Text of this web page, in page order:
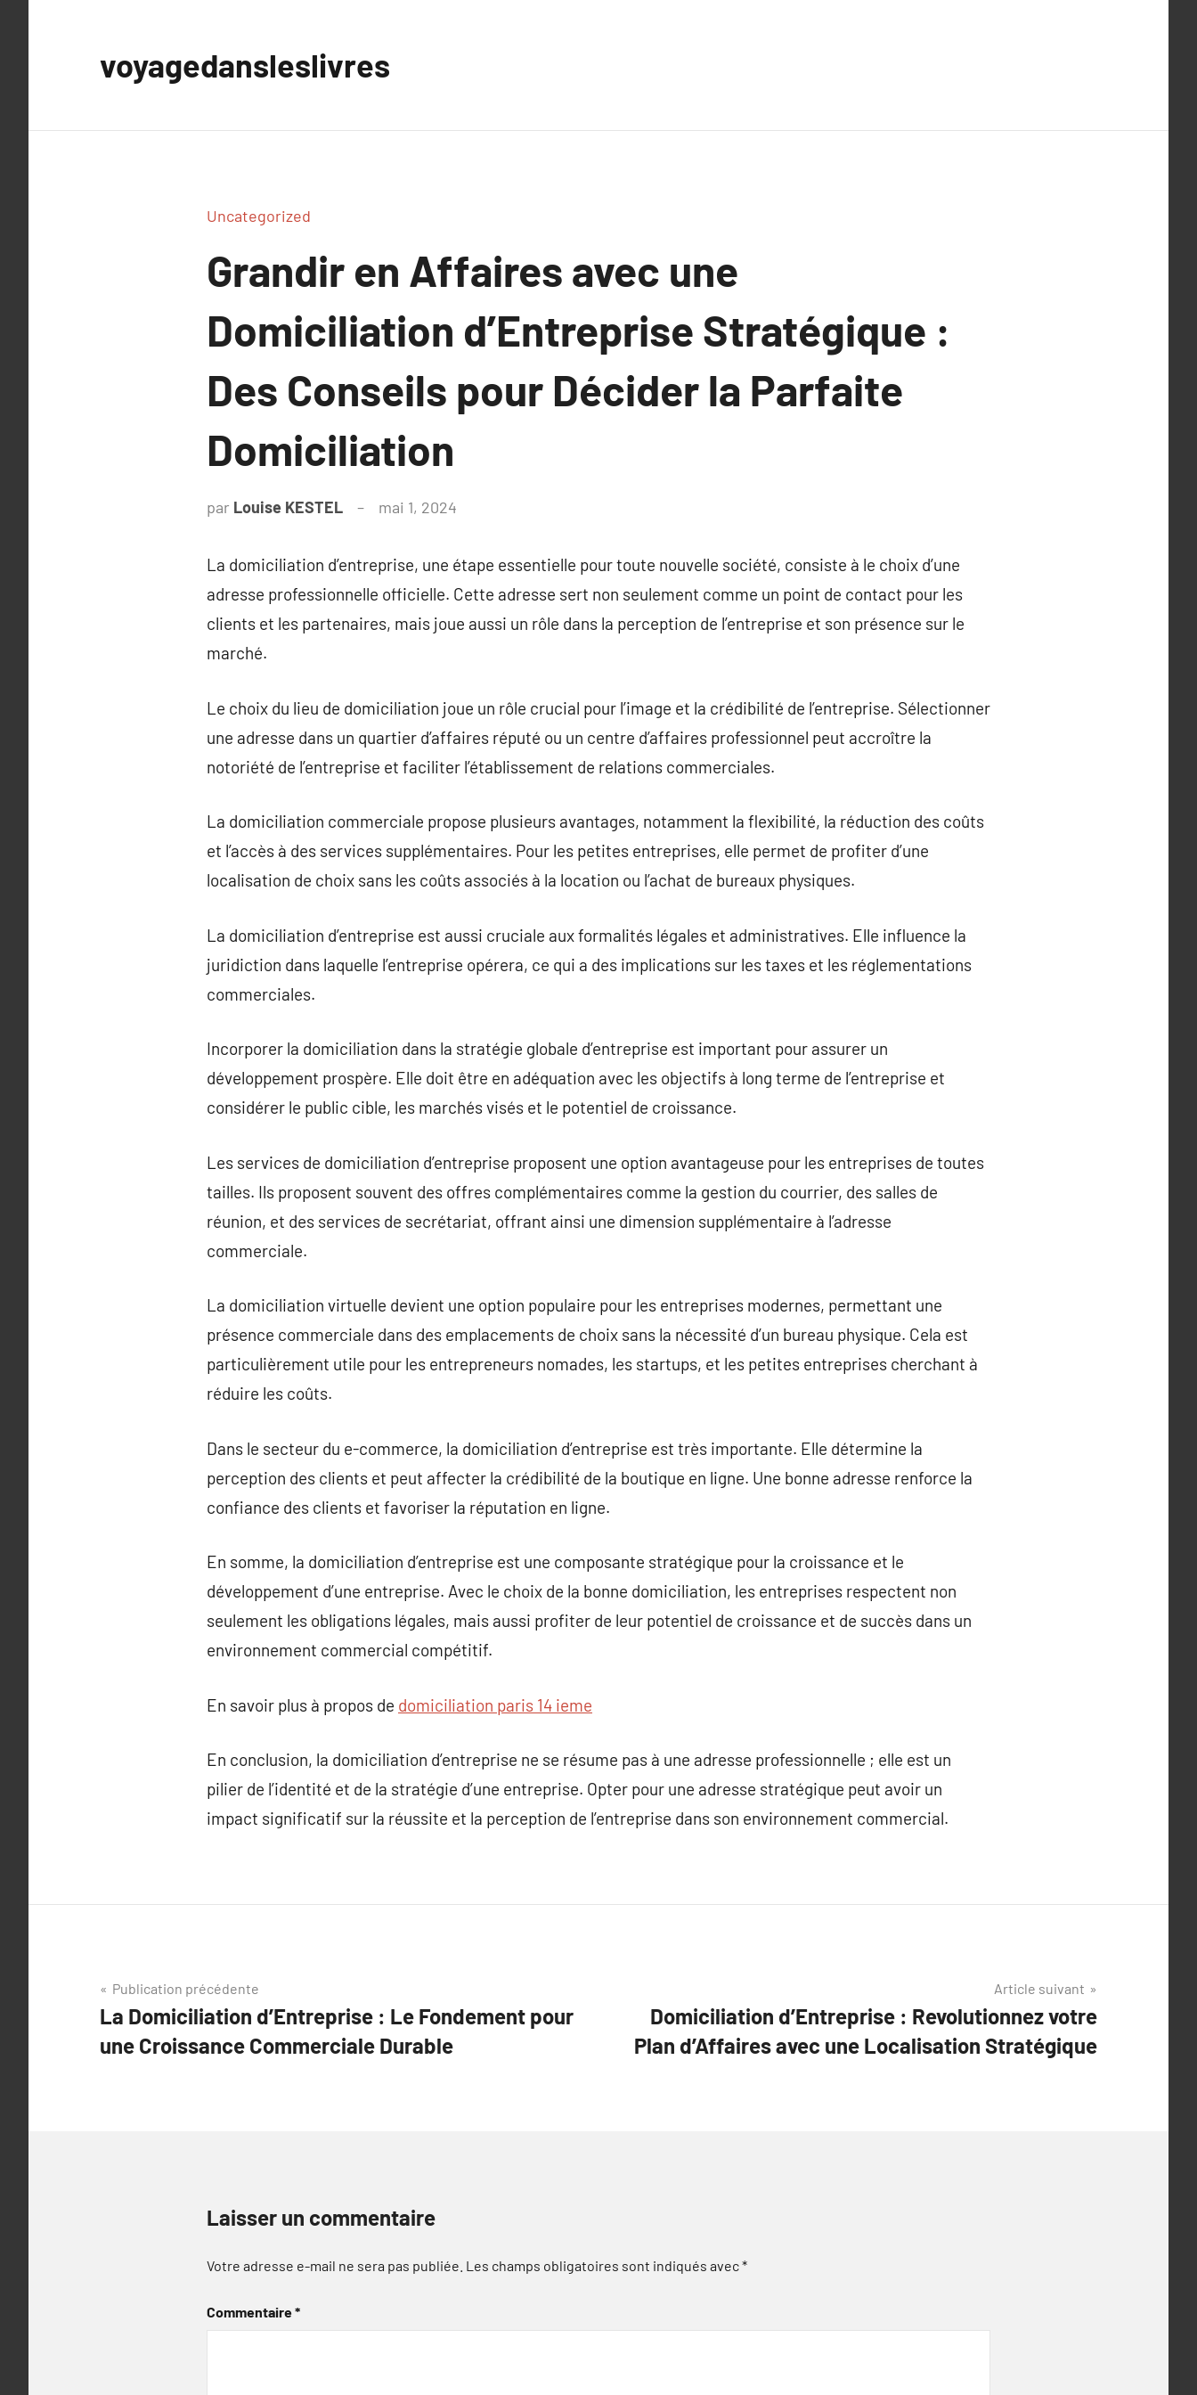
voyagedansleslivres
Uncategorized
Grandir en Affaires avec une
Domiciliation d’Entreprise Stratégique :
Des Conseils pour Décider la Parfaite
Domiciliation
par Louise KESTEL mai 1, 2024
La domiciliation d’entreprise, une étape essentielle pour toute nouvelle société, consiste à le choix d’une
adresse professionnelle officielle. Cette adresse sert non seulement comme un point de contact pour les
clients et les partenaires, mais joue aussi un rôle dans la perception de l’entreprise et son présence sur le
marché.
Le choix du lieu de domiciliation joue un rôle crucial pour l’image et la crédibilité de l’entreprise. Sélectionner
une adresse dans un quartier d’affaires réputé ou un centre d’affaires professionnel peut accroître la
notoriété de l’entreprise et faciliter l’établissement de relations commerciales.
La domiciliation commerciale propose plusieurs avantages, notamment la flexibilité, la réduction des coûts
et l’accès à des services supplémentaires. Pour les petites entreprises, elle permet de profiter d’une
localisation de choix sans les coûts associés à la location ou l’achat de bureaux physiques.
La domiciliation d’entreprise est aussi cruciale aux formalités légales et administratives. Elle influence la
juridiction dans laquelle l’entreprise opérera, ce qui a des implications sur les taxes et les réglementations
commerciales.
Incorporer la domiciliation dans la stratégie globale d’entreprise est important pour assurer un
développement prospère. Elle doit être en adéquation avec les objectifs à long terme de l’entreprise et
considérer le public cible, les marchés visés et le potentiel de croissance.
Les services de domiciliation d’entreprise proposent une option avantageuse pour les entreprises de toutes
tailles. Ils proposent souvent des offres complémentaires comme la gestion du courrier, des salles de
réunion, et des services de secrétariat, offrant ainsi une dimension supplémentaire à l’adresse
commerciale.
La domiciliation virtuelle devient une option populaire pour les entreprises modernes, permettant une
présence commerciale dans des emplacements de choix sans la nécessité d’un bureau physique. Cela est
particulièrement utile pour les entrepreneurs nomades, les startups, et les petites entreprises cherchant à
réduire les coûts.
Dans le secteur du e-commerce, la domiciliation d’entreprise est très importante. Elle détermine la
perception des clients et peut affecter la crédibilité de la boutique en ligne. Une bonne adresse renforce la
confiance des clients et favoriser la réputation en ligne.
En somme, la domiciliation d’entreprise est une composante stratégique pour la croissance et le
développement d’une entreprise. Avec le choix de la bonne domiciliation, les entreprises respectent non
seulement les obligations légales, mais aussi profiter de leur potentiel de croissance et de succès dans un
environnement commercial compétitif.
En savoir plus à propos de domiciliation paris 14 ieme
En conclusion, la domiciliation d’entreprise ne se résume pas à une adresse professionnelle ; elle est un
pilier de l’identité et de la stratégie d’une entreprise. Opter pour une adresse stratégique peut avoir un
impact significatif sur la réussite et la perception de l’entreprise dans son environnement commercial.
Navigation
de
l’article
Publication précédente
La Domiciliation d’Entreprise : Le Fondement pour
une Croissance Commerciale Durable
Article suivant
Domiciliation d’Entreprise : Revolutionnez votre
Plan d’Affaires avec une Localisation Stratégique
Laisser un commentaire
Votre adresse e-mail ne sera pas publiée. Les champs obligatoires sont indiqués avec*
Commentaire*